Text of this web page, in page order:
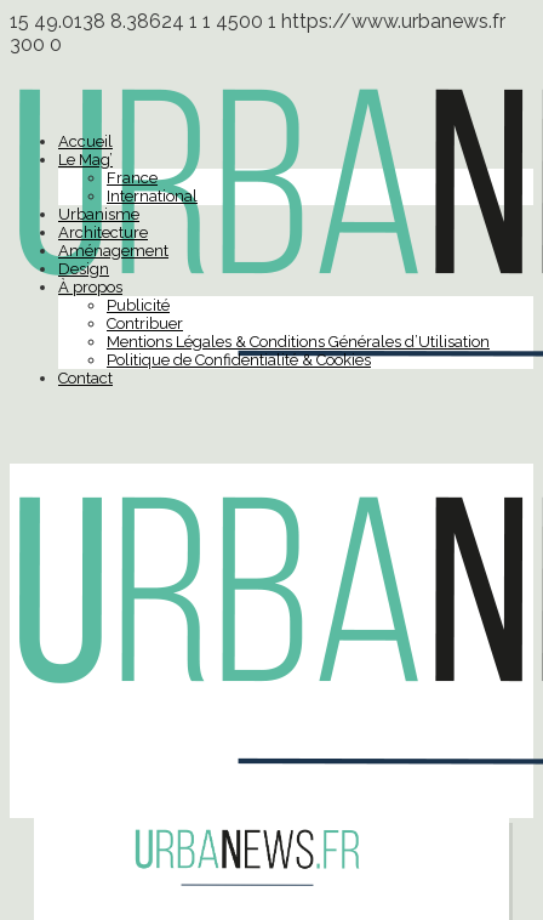
15 49.0138 8.38624 1 1 4500 1 https://www.urbanews.fr
300 0
Accueil
Le Mag’
France
International
Urbanisme
Architecture
Aménagement
Design
À propos
Publicité
Contribuer
Mentions Légales & Conditions Générales d’Utilisation
Politique de Confidentialité & Cookies
Contact